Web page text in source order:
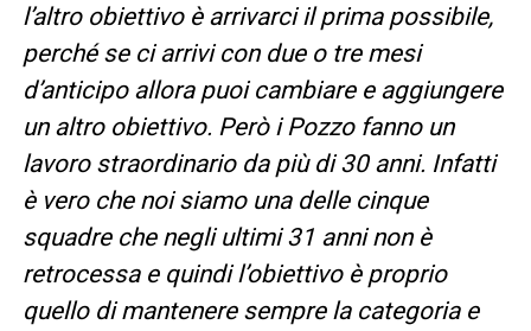
l’altro obiettivo è arrivarci il prima possibile,
perché se ci arrivi con due o tre mesi
d’anticipo allora puoi cambiare e aggiungere
un altro obiettivo. Però i Pozzo fanno un
lavoro straordinario da più di 30 anni. Infatti
è vero che noi siamo una delle cinque
squadre che negli ultimi 31 anni non è
retrocessa e quindi l’obiettivo è proprio
quello di mantenere sempre la categoria e